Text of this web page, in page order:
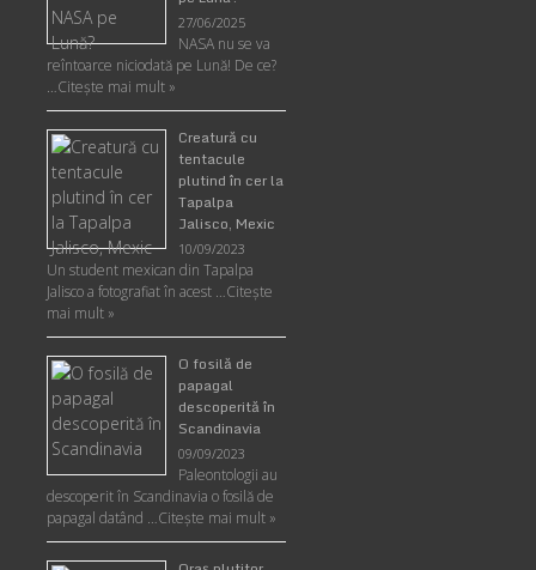
27/06/2025
NASA nu se va
reîntoarce niciodată pe Lună! De ce?
…Citește mai mult »
Creatură cu
tentacule
plutind în cer la
Tapalpa
Jalisco, Mexic
10/09/2023
Un student mexican din Tapalpa
Jalisco a fotografiat în acest …Citește
mai mult »
O fosilă de
papagal
descoperită în
Scandinavia
09/09/2023
Paleontologii au
descoperit în Scandinavia o fosilă de
papagal datând …Citește mai mult »